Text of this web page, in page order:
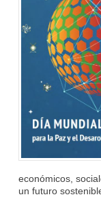
económicos,
un futuro